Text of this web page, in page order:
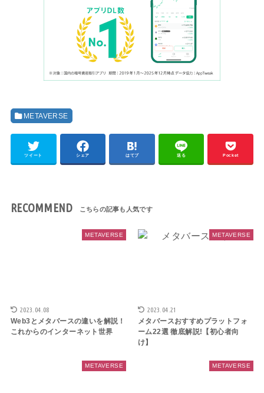
METAVERSE
ツイート シェア はてブ 送る Pocket
RECOMMEND
METAVERSE
2023.04.08
Web3とメタバースの違いを解説！
これからのインターネット世界
METAVERSE
2023.04.21
メタバースおすすめプラットフォ
ーム22選 徹底解説!【初心者向
け】
METAVERSE METAVERSE